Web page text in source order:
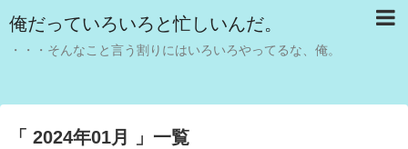
俺だっていろいろと忙しいんだ。
・・・そんなこと言う割りにはいろいろやってるな、俺。
「 2024年01月 」一覧